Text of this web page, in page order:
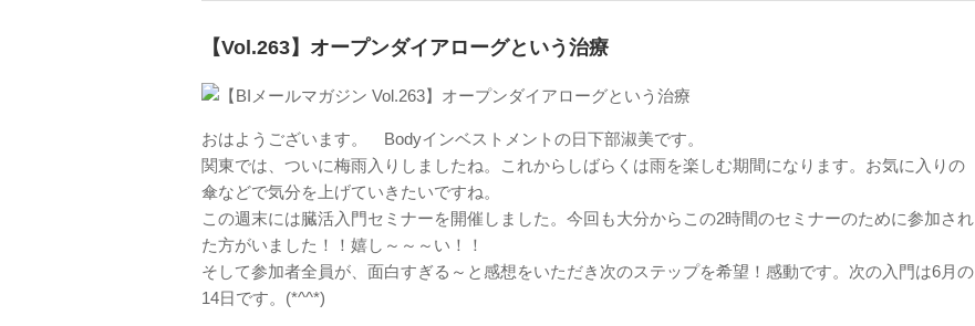
【Vol.263】オープンダイアローグという治療
おはようございます。 Bodyインベストメントの日下部淑美です。
関東では、ついに梅雨入りしましたね。これからしばらくは雨を楽しむ期間になります。お気に入りの
傘などで気分を上げていきたいですね。
この週末には臓活入門セミナーを開催しました。今回も大分からこの2時間のセミナーのために参加され
た方がいました！！嬉し～～～い！！
そして参加者全員が、面白すぎる～と感想をいただき次のステップを希望！感動です。次の入門は6月の
14日です。(*^^*)